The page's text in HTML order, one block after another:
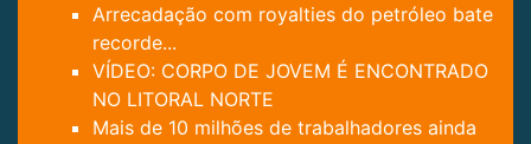
Arrecadação com royalties do petróleo bate
recorde...
VÍDEO: CORPO DE JOVEM É ENCONTRADO
NO LITORAL NORTE
Mais de 10 milhões de trabalhadores ainda